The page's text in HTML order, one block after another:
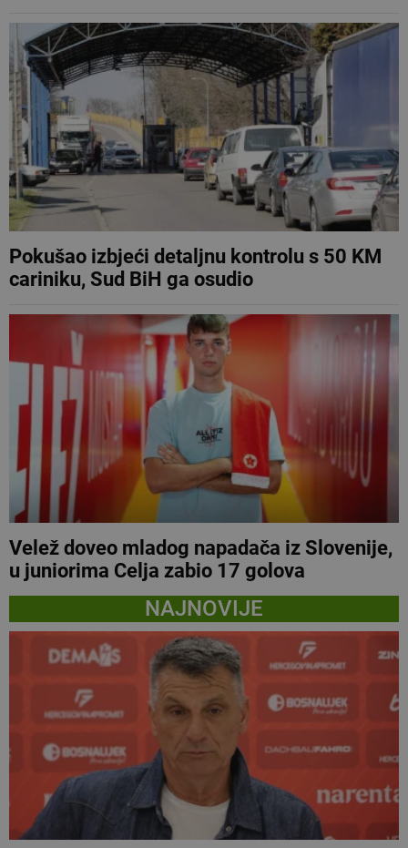
Pokušao izbjeći detaljnu kontrolu s 50 KM
cariniku, Sud BiH ga osudio
Velež doveo mladog napadača iz Slovenije,
u juniorima Celja zabio 17 golova
NAJNOVIJE